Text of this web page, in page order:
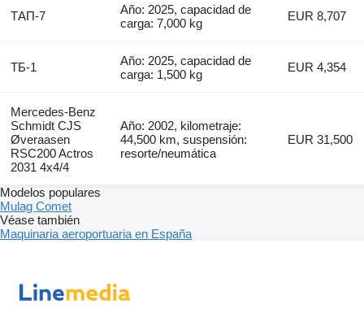
ТАП-7
Año: 2025, capacidad de
carga: 7,000 kg
EUR 8,707
ТБ-1
Año: 2025, capacidad de
carga: 1,500 kg
EUR 4,354
Mercedes-Benz
Schmidt CJS
Øveraasen
RSC200 Actros
2031 4x4/4
Año: 2002, kilometraje:
44,500 km, suspensión:
resorte/neumática
EUR 31,500
Modelos populares
Mulag Comet
Véase también
Maquinaria aeroportuaria en España